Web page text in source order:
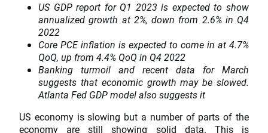
US GDP report for Q1 2023 is expected to show
annualized growth at 2%, down from 2.6% in Q4
2022
Core PCE inflation is expected to come in at 4.7%
QoQ, up from 4.4% QoQ in Q4 2022
Banking turmoil and recent data for March
suggests that economic growth may be slowed.
Atlanta Fed GDP model also suggests it
US economy is slowing but a number of parts of the
economy are still showing solid data. This is